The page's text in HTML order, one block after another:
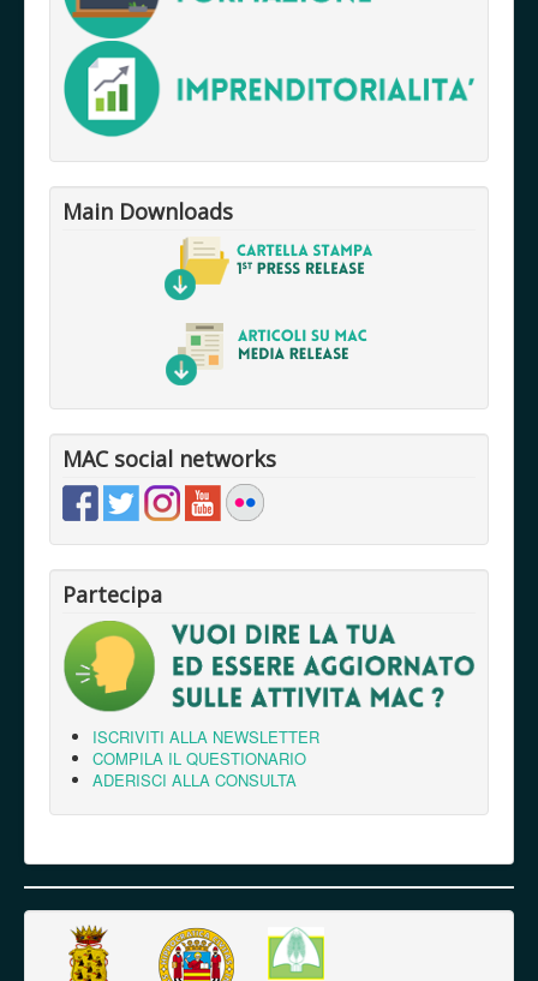
Main Downloads
MAC social networks
Partecipa
ISCRIVITI ALLA NEWSLETTER
COMPILA IL QUESTIONARIO
ADERISCI ALLA CONSULTA